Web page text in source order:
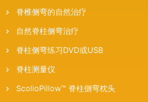
脊椎侧弯的自然治疗
自然脊柱侧弯治疗
脊柱侧弯练习DVD或USB
脊柱测量仪
ScolioPillow™ 脊柱侧弯枕头